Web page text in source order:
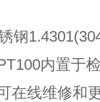
钢
内置于
在线维修和